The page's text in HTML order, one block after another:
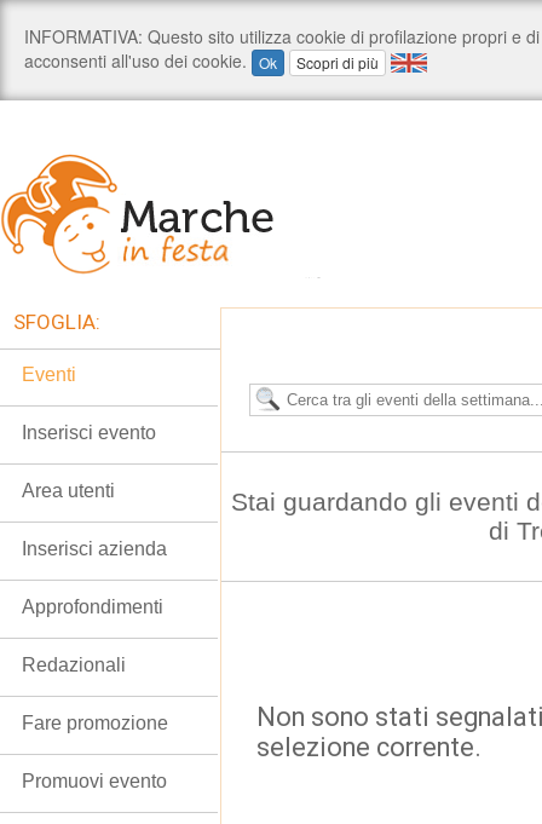
Stai guardando gli eventi
di
Non sono stati
selezione corrente.
SFOGLIA:
Eventi
Inserisci evento
Area utenti
Inserisci azienda
Approfondimenti
Redazionali
Fare promozione
Promuovi evento